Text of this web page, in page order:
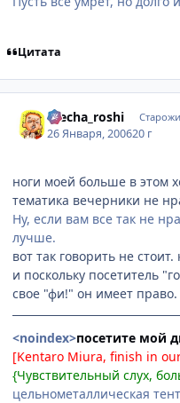
Цитата
mecha_roshi
26 Января, 200620 г
ноги моей больше в этом
тематика вечерники не
Ну, если вам все так не
лучше.
вот так говорить не
и поскольку посетитель
свое "фи!" он имеет право.
<noindex>посетите мой
[Kentaro Miura, finish in
{Чувствительный слух,
цельнометаллическая